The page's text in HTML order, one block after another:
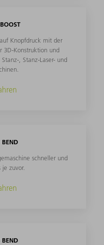
Knopfdruck mit der
3D-Konstruktion und
, Stanz-Laser- und
BEND
schneller und
zuvor.
BEND